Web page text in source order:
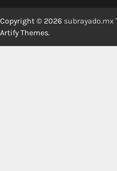
Copyright © 2026 subrayado.mx
Artify Themes.